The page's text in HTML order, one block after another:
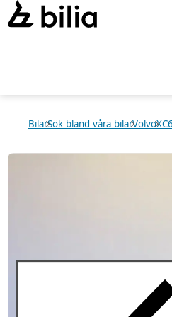
BilarSök bland våra bilarVolvo